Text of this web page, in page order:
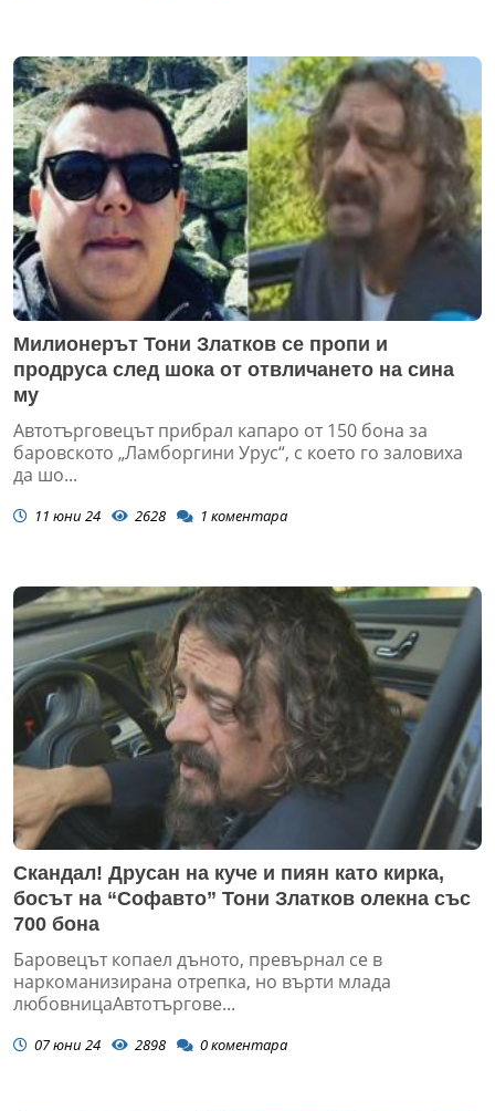
Милионерът Тони Златков се пропи и
продруса след шока от отвличането на сина
му
Автотърговецът прибрал капаро от 150 бона за
баровското „Ламборгини Урус“, с което го заловиха
да шо...
11 юни 24 2628 1 коментара
Скандал! Друсан на куче и пиян като кирка,
босът на “Софавто” Тони Златков олекна със
700 бона
Баровецът копаел дъното, превърнал се в
наркоманизирана отрепка, но върти млада
любовницаАвтотъргове...
07 юни 24 2898 0коментара